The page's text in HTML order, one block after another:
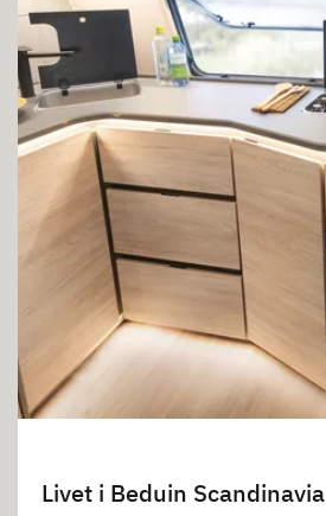
Livet i Beduin Scandinavia